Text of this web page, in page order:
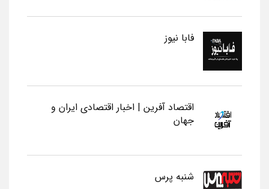
فابا نیوز
اقتصاد آفرین | اخبار اقتصادی ایران و
جهان
شنبه پرس